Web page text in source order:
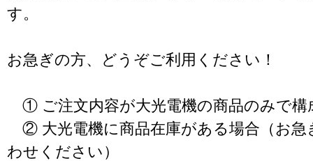
す。
お急ぎの方、どうぞご利用ください！
① ご注文内容が大光電機の商品のみで構
② 大光電機に商品在庫がある場合（お急
わせください）